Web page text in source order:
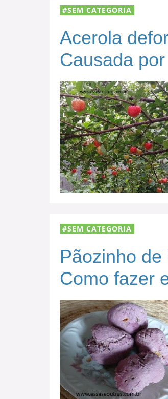
SEM CATEGORIA
Acerola
Causada
SEM CATEGORIA
Pãozinho
Como fazer